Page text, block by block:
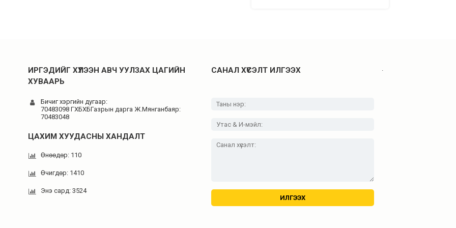
ИРГЭДИЙГ ХҮЛЭЭН АВЧ УУЛЗАХ ЦАГИЙН
ХУВААРЬ
Бичиг хэргийн дугаар:
70483098 ГХБХБГазрын дарга Ж.Мянганбаяр:
70483048
ЦАХИМ ХУУДАСНЫ ХАНДАЛТ
Өнөөдөр: 110
Өчигдөр: 1410
Энэ сард: 3524
САНАЛ ХҮСЭЛТ ИЛГЭЭХ .